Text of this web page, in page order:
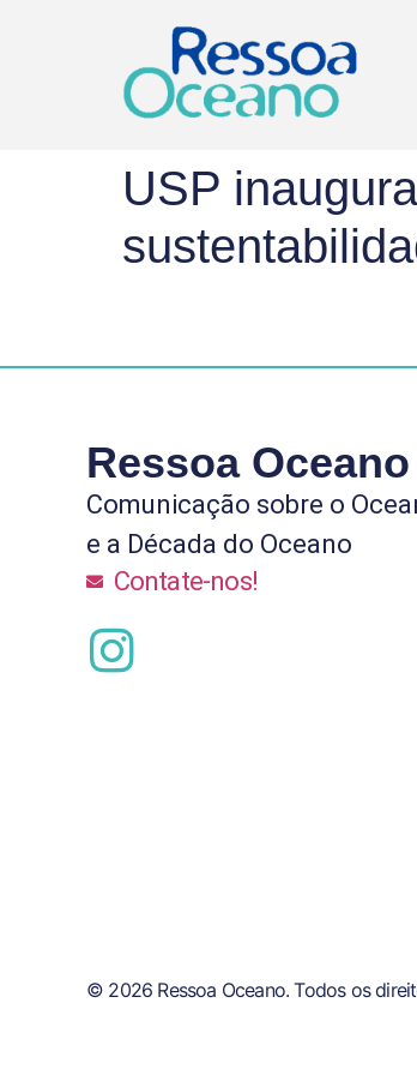
USP
Ressoa Oceano
Comunicação sobre o
e a Década do Oceano
Contate-nos!
© 2026 Ressoa Oceano. Todos os